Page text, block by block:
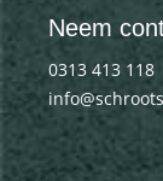
Neem
0313 413 118